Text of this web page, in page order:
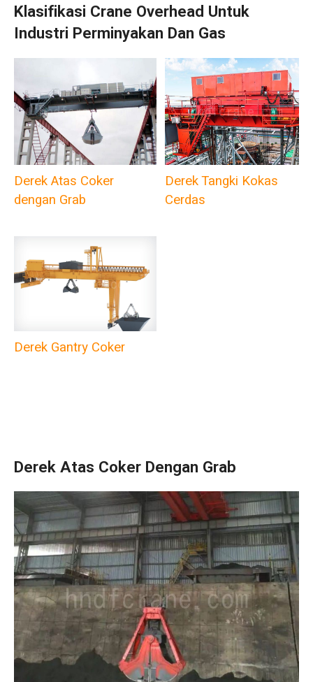
Klasifikasi Crane Overhead Untuk
Industri Perminyakan Dan Gas
Derek Atas Coker
dengan Grab
Derek Tangki Kokas
Cerdas
Derek Gantry Coker
Derek Atas Coker Dengan Grab